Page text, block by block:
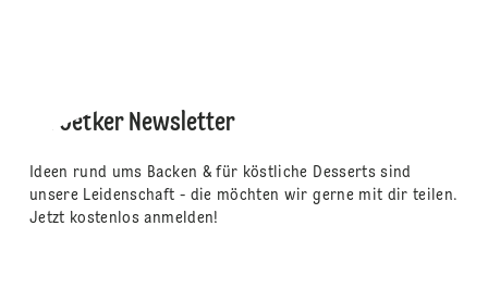
Dr. Oetker Newsletter
Ideen rund ums Backen & für köstliche Desserts sind
unsere Leidenschaft - die möchten wir gerne mit dir teilen.
Jetzt kostenlos anmelden!